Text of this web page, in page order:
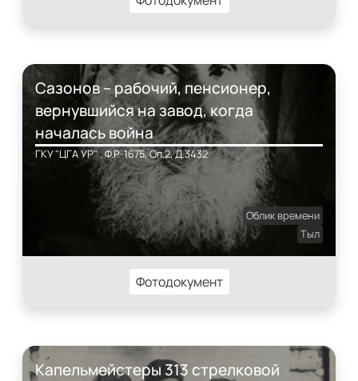
Сазонов – рабочий, пенсионер,
вернувшийся на завод, когда
началась война
ГКУ "ЦГА УР" , Ф.Р-1675, Оп.2, Д.3432
Облик времени
Тыл
Фотодокумент
Капельмейстеры 313 стрелковой